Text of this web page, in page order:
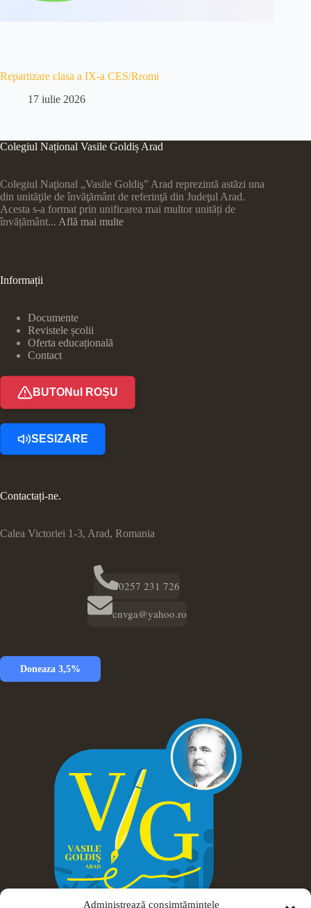
Administrează consimțămintele
Repartizare clasa a IX-a CES/Rromi
17 iulie 2026
Colegiul Național Vasile Goldiș Arad
Colegiul Naţional „Vasile Goldiş” Arad reprezintă astăzi una
din unităţile de învăţământ de referinţă din Judeţul Arad.
Acesta s-a format prin unificarea mai multor unități de
învățământ... Află mai multe
Informații
Documente
Revistele școlii
Oferta educațională
Contact
BUTONul ROȘU
SESIZARE
Contactați-ne.
Calea Victoriei 1-3, Arad, Romania
0257 231 726
cnvga@yahoo.ro
Doneaza 3,5%